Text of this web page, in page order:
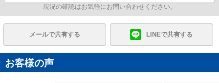
現況の確認はお気軽にお問い合わせください。
メールで共有する LINEで共有する
お客様の声